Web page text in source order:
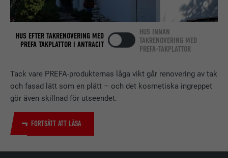
Tack vare PREFA-produkternas låga vikt går renovering av tak
och fasad lätt som en plätt – och det kosmetiska ingreppet
gör även skillnad för utseendet.
FORTSÄTT ATT LÄSA
HUS EFTER TAKRENOVERING MED
PREFA TAKPLATTOR I ANTRACIT
HUS INNAN
TAKRENOVERING MED
PREFA-TAKPLATTOR
ÄNDAMÅL
Används av den sociala
nätverkstjänsten LinkedIn för att
spåra användningen av inbäddade
tjänster.
EFTERNAMN bscookie
LEVERANTÖRER LinkedIn
PROCEDUR
nätverkstjänsten LinkedIn för att